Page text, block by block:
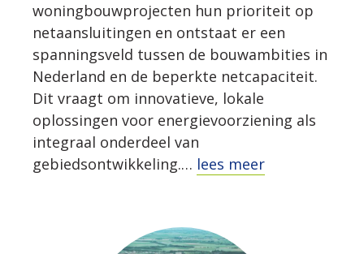
woningbouwprojecten hun prioriteit op
netaansluitingen en ontstaat er een
spanningsveld tussen de bouwambities in
Nederland en de beperkte netcapaciteit.
Dit vraagt om innovatieve, lokale
oplossingen voor energievoorziening als
integraal onderdeel van
gebiedsontwikkeling.… lees meer